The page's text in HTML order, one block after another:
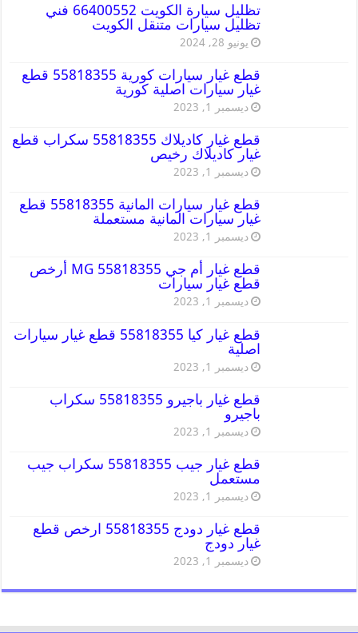
تظليل سيارة الكويت 66400552 فني
تظليل سيارات متنقل الكويت
يونيو 28, 2024
قطع غيار سيارات كورية 55818355 قطع
غيار سيارات اصلية كورية
ديسمبر 1, 2023
قطع غيار كاديلاك 55818355 سكراب قطع
غيار كاديلاك رخيص
ديسمبر 1, 2023
قطع غيار سيارات المانية 55818355 قطع
غيار سيارات المانية مستعملة
ديسمبر 1, 2023
قطع غيار أم جي MG 55818355 أرخص
قطع غيار سيارات
ديسمبر 1, 2023
قطع غيار كيا 55818355 قطع غيار سيارات
اصلية
ديسمبر 1, 2023
قطع غيار باجيرو 55818355 سكراب
باجيرو
ديسمبر 1, 2023
قطع غيار جيب 55818355 سكراب جيب
مستعمل
ديسمبر 1, 2023
قطع غيار دودج 55818355 ارخص قطع
غيار دودج
ديسمبر 1, 2023